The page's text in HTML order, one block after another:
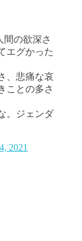
間の欲深さ
エグかった
、悲痛な哀
ことの多さ
。ジェンダ
2021